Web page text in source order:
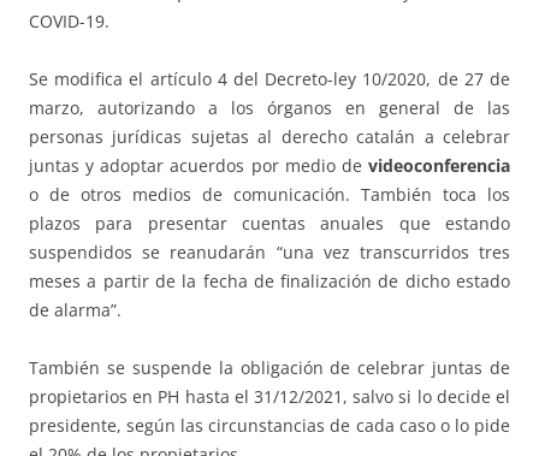
COVID-19.
Se modifica el artículo 4 del Decreto-ley 10/2020, de 27 de
marzo, autorizando a los órganos en general de las
personas jurídicas sujetas al derecho catalán a celebrar
juntas y adoptar acuerdos por medio de videoconferencia
o de otros medios de comunicación. También toca los
plazos para presentar cuentas anuales que estando
suspendidos se reanudarán “una vez transcurridos tres
meses a partir de la fecha de finalización de dicho estado
de alarma”.
También se suspende la obligación de celebrar juntas de
propietarios en PH hasta el 31/12/2021, salvo si lo decide el
presidente, según las circunstancias de cada caso o lo pide